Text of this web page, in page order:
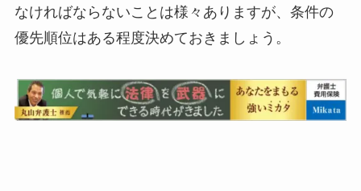
なければならないことは様々ありますが、条件の
優先順位はある程度決めておきましょう。